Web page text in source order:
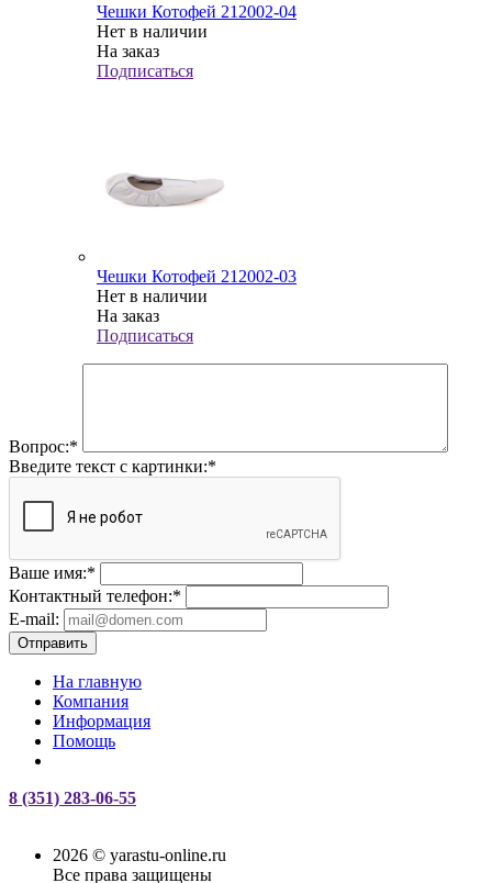
Чешки Котофей 212002-04
Нет в наличии
На заказ
Подписаться
Чешки Котофей 212002-03
Нет в наличии
На заказ
Подписаться
Вопрос:*
Введите текст с картинки:*
Ваше имя:*
Контактный телефон:*
E-mail:
Отправить
На главную
Компания
Информация
Помощь
8 (351) 283-06-55
2026 © yarastu-online.ru
Все права защищены